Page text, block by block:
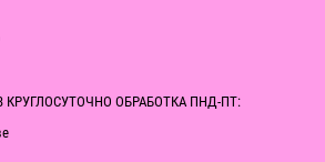
КРУГЛОСУТОЧНО ОБРАБОТКА ПНД-ПТ: